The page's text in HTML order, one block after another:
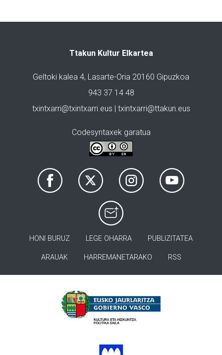
Ttakun Kultur Elkartea
Geltoki kalea 4, Lasarte-Oria 20160 Gipuzkoa
943 37 14 48
txintxarri@txintxarri.eus | txintxarri@ttakun.eus
Codesyntaxek garatua
HONI BURUZ LEGE OHARRA PUBLIZITATEA
ARAUAK HARREMANETARAKO RSS